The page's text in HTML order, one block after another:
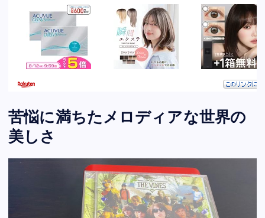
苦悩に満ちたメロディアな世界の
美しさ